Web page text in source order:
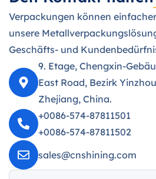
Verpackungen können
unsere
Geschäfts- und
9. Etage, Chengxin-
East Road, Bezirk
Zhejiang, China.
+0086-574-87811501
+0086-574-87811502
sales@cnshining.com